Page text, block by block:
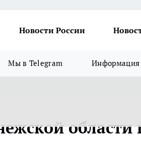
Новости России
Мы в Telegram Информация